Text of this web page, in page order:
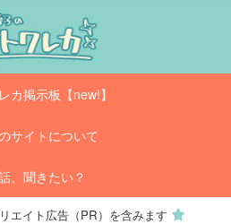
カ掲示板【new!】
サイトについて
、聞きたい？
エイト広告（PR）を含みます